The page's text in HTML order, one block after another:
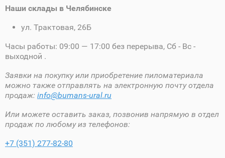
Наши склады в Челябинске
ул. Трактовая, 26Б
Часы работы: 09:00 — 17:00 без перерыва, Сб - Вс -
выходной .
Заявки на покупку или приобретение пиломатериала
можно также отправлять на электронную почту отдела
продаж: info@bumans-ural.ru
Или можете оставить заказ, позвонив напрямую в отдел
продаж по любому из телефонов:
+7 (351) 277-82-80